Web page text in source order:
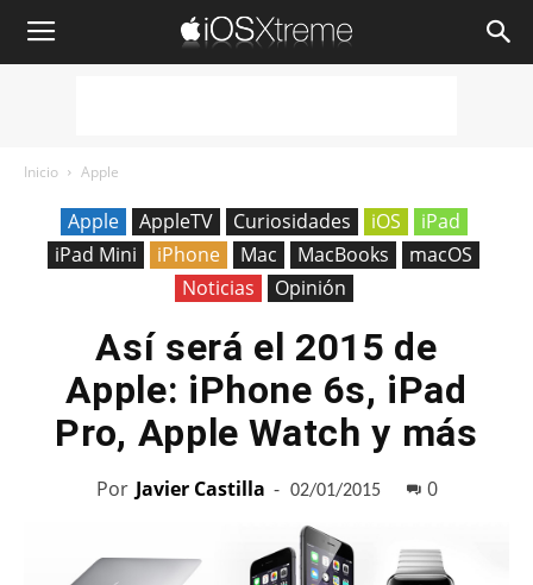
iOSXtreme
Inicio Apple
Apple AppleTV Curiosidades iOS
iPad
iPad Mini
iPhone Mac MacBooks
macOS
Noticias
Opinión
Así será el 2015 de
Apple: iPhone 6s, iPad
Pro, Apple Watch y más
Por Javier Castilla - 02/01/2015 0